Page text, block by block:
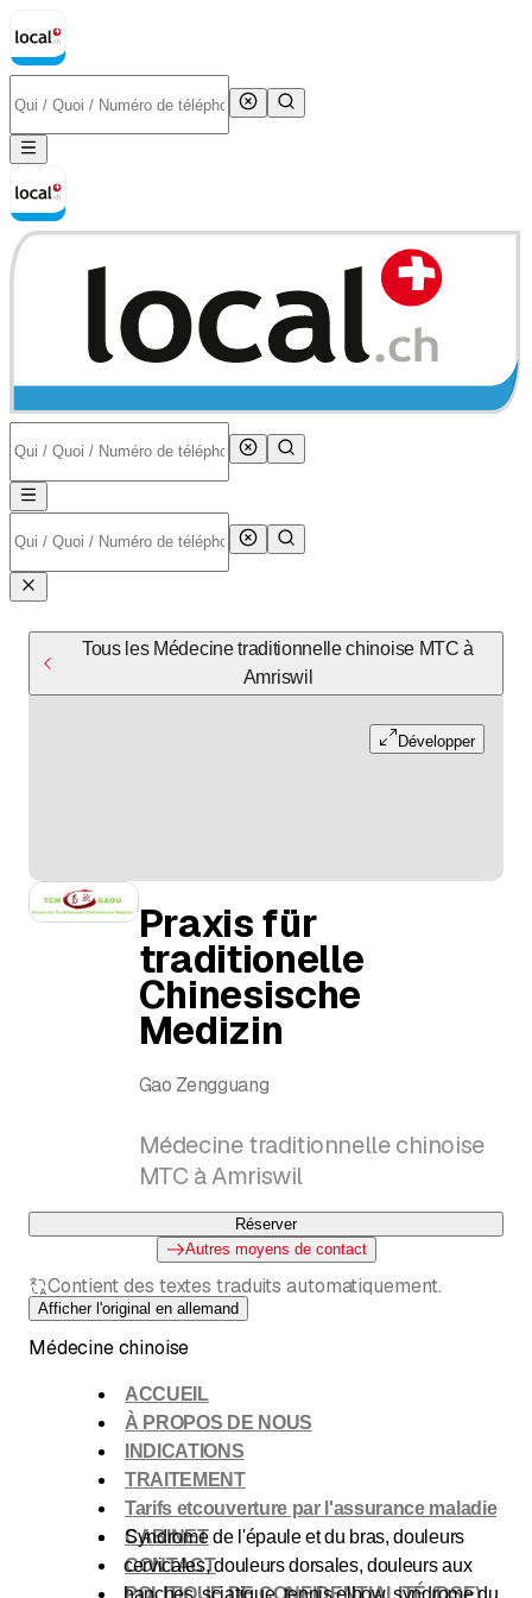
Tous les Médecine traditionnelle chinoise MTC à
Amriswil
Développer
Praxis für
traditionelle
Chinesische
Medizin
Gao Zengguang
Médecine traditionnelle chinoise
MTC à Amriswil
Réserver
Autres moyens de contact
Contient des textes traduits automatiquement.
Afficher l'original en allemand
Médecine chinoise
ACCUEIL
À PROPOS DE NOUS
INDICATIONS
TRAITEMENT
Tarifs etcouverture par l'assurance maladie
CABINET
CONTACT
POLITIQUE DE CONFIDENTIALITÉ(DSE)
Syndrome de l'épaule et du bras, douleurs
cervicales, douleurs dorsales, douleurs aux
hanches, sciatique, tennis elbow, syndrome du